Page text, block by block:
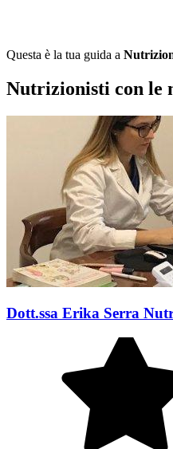
Questa è la tua guida a
Nutrizionisti con le
Dott.ssa Erika Serra